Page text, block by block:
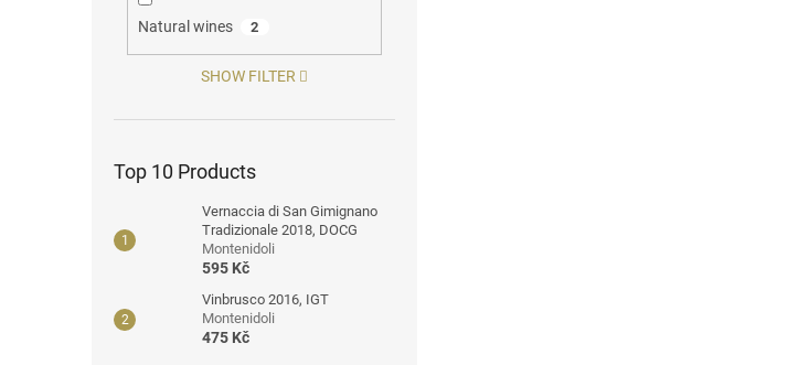
Natural wines 2
SHOW FILTER
Top 10 Products
Vernaccia di San Gimignano
Tradizionale 2018, DOCG
Montenidoli
595 Kč
Vinbrusco 2016, IGT
Montenidoli
475 Kč